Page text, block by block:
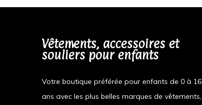
Vêtements, accessoires et
souliers pour enfants
Votre boutique préférée pour enfants de 0 à 16
ans avec les plus belles marques de vêtements,